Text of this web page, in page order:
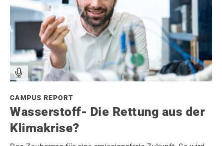
CAMPUS REPORT
Wasserstoff- Die Rettung aus der
Klimakrise?